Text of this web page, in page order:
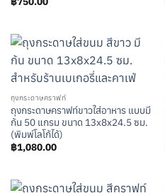
ถุงกระดาษคราฟท์
ถุงกระดาษคราฟท์ขาวใส่อาหาร แบบมี
ก้น 50 แกรม ขนาด 13x8x24.5 ซม.
(พิมพ์โลโก้ได้)
฿1,080.00